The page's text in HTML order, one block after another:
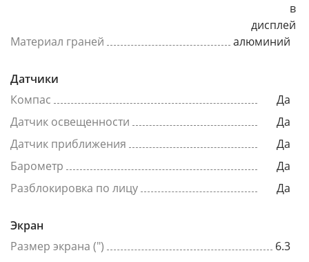
в
дисплей
Материал граней
алюминий
Датчики
Компас
Да
Датчик освещенности
Да
Датчик приближения
Да
Барометр
Да
Разблокировка по лицу
Да
Экран
Размер экрана (")
6.3